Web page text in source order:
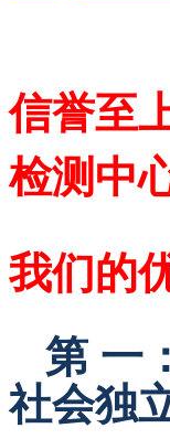
信誉至
检测中
我们的
第 一
社会独